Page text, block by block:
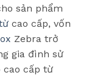
sản phẩm
cao cấp, vốn
Zebra trở
gia đình sử
cao cấp từ